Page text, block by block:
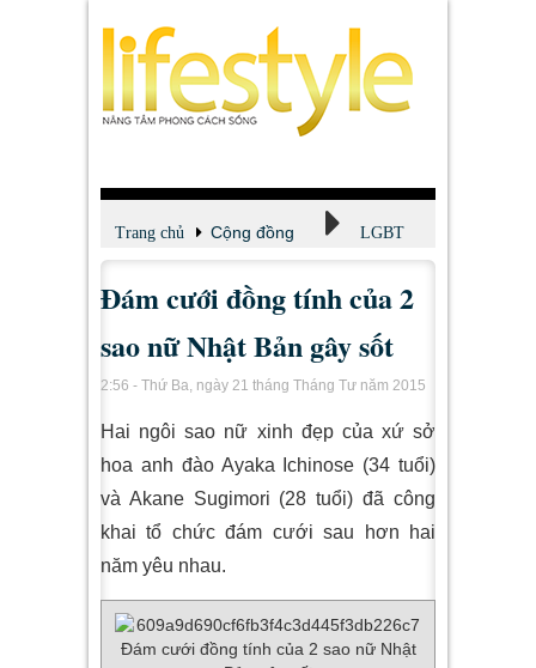
Trang chủ Cộng đồng LGBT
Đám cưới đồng tính của 2
sao nữ Nhật Bản gây sốt
2:56 - Thứ Ba, ngày 21 tháng Tháng Tư năm 2015
Hai ngôi sao nữ xinh đẹp của xứ sở
hoa anh đào Ayaka Ichinose (34 tuổi)
và Akane Sugimori (28 tuổi) đã công
khai tổ chức đám cưới sau hơn hai
năm yêu nhau.